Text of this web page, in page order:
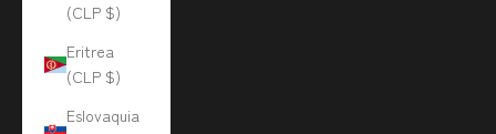
(CLP $)
Eritrea
(CLP $)
Eslovaquia